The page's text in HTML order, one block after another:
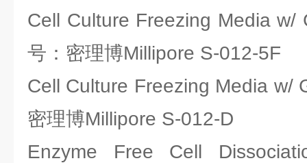
Cell Culture Freezing Media w/
号：密理博Millipore S-012-5F
Cell Culture Freezing Media w/
密理博Millipore S-012-D
Enzyme Free Cell